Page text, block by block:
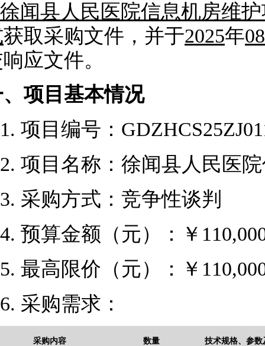
徐闻县人民医院信息机房维
获取采购文件，并于2025年08
应文件。
项目基本情况
1. 项目编号：
2. 项目名称： 徐闻县人民医
3. 采购方式：竞争性谈判
4. 预算金额（元）：￥
5. 最高限价（元）：￥
6. 采购需求 ：
采购内容 数量 技术规格、参数